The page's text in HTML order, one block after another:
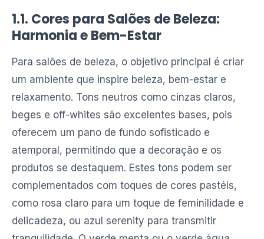
1.1. Cores para Salões de Beleza:
Harmonia e Bem-Estar
Para salões de beleza, o objetivo principal é criar
um ambiente que inspire beleza, bem-estar e
relaxamento. Tons neutros como cinzas claros,
beges e off-whites são excelentes bases, pois
oferecem um pano de fundo sofisticado e
atemporal, permitindo que a decoração e os
produtos se destaquem. Estes tons podem ser
complementados com toques de cores pastéis,
como rosa claro para um toque de feminilidade e
delicadeza, ou azul serenity para transmitir